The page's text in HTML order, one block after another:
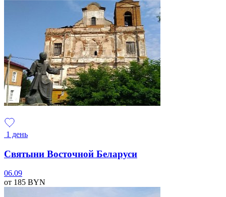
1 день
Святыни Восточной Беларуси
06.09
от 185 BYN